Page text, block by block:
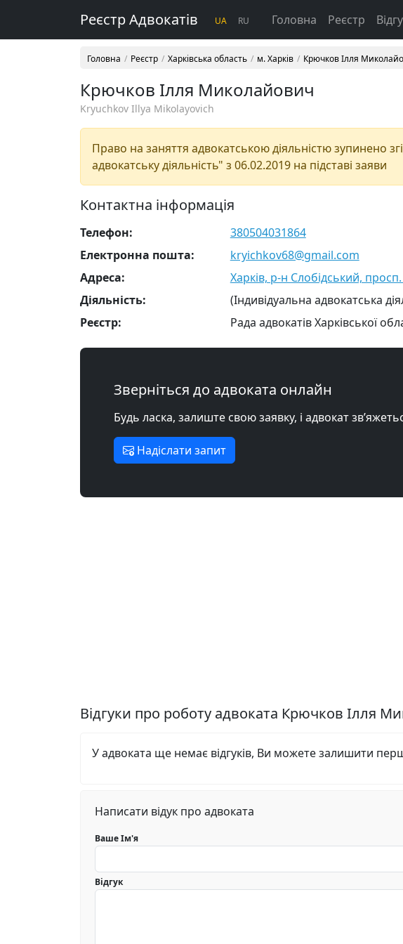
Реєстр Адвокатів UA RU Головна Реєстр
Головна Реєстр Харківська область м. Харків Крючков Ілля
Крючков Ілля Миколайович
Kryuchkov Illya Mikolayovich
Право на заняття адвокатською діяльністю зупинено
адвокатську діяльність" з 06.02.2019 на підставі заяви
Контактна інформація
Телефон:
380504031864
Електронна пошта:
kryichkov68@gmail.com
Адреса:
Харків, р-н Слобідський,
Діяльність:
(Індивідуальна адвокатська
Реєстр:
Рада адвокатів Харківської
Зверніться до адвоката онлайн
Будь ласка, залиште свою заявку, і адвокат
Надіслати запит
Відгуки про роботу адвоката Крючков Ілля
У адвоката ще немає відгуків, Ви можете залишити
Написати відук про адвоката
Ваше Ім'я
Відгук